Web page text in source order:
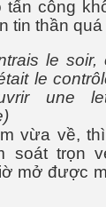
tấn công
tin thần quá
le soir,
le
une
vừa về,
soát trọn
mở được